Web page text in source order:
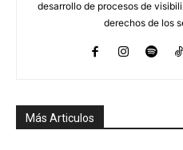
desarrollo de procesos de
derechos de los
Más Articulos